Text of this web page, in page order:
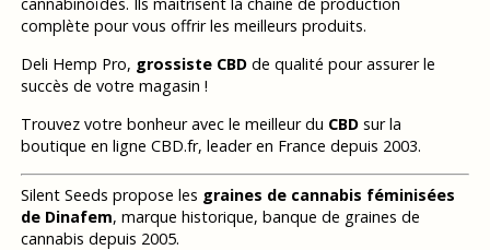
cannabinoïdes. Ils maitrisent la chaine de production
complète pour vous offrir les meilleurs produits.
Deli Hemp Pro, grossiste CBDde qualité pour assurer le
succès de votre magasin !
Trouvez votre bonheur avec le meilleur du CBDsur la
boutique en ligne CBD.fr, leader en France depuis 2003.
Silent Seeds propose les graines de cannabis féminisées
de Dinafem, marque historique, banque de graines de
cannabis depuis 2005.